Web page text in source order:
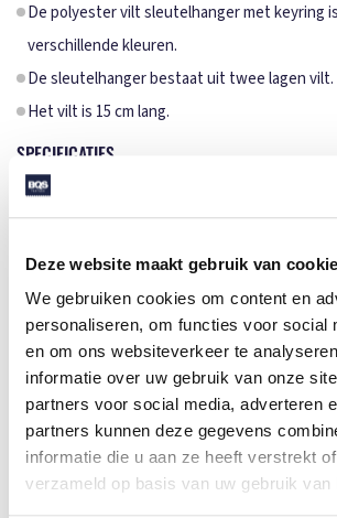
Deze website maakt gebruik van
We gebruiken cookies om content en
personaliseren, om functies voor social
en om ons websiteverkeer te
informatie over uw gebruik van onze
partners voor social media, adverteren
partners kunnen deze gegevens
informatie die u aan ze heeft verstrekt
verzameld op basis van uw gebruik van
De polyester vilt sleutelhanger met keyring
verschillende kleuren.
De sleutelhanger bestaat uit twee lagen vilt.
Het vilt is 15 cm lang.
SPECIFICATIES
Merk
Formaat
14x3.5x0.5
Gewicht
7 gr
Materiaal
polyester
Aantal in binnenverpaking
50
Artikelen in omdoos
1500